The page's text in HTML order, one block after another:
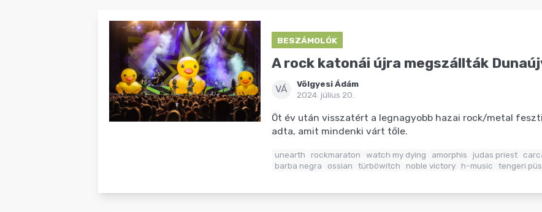
BESZÁMOLÓK
A rock katonái újra megszállták
VÁ
Völgyesi Ádám
2024. július 20.
Öt év után visszatért a legnagyobb hazai rock/metal
adta, amit mindenki várt tőle.
unearth rockmaraton watch my dying amorphis judas priest
barba negra
ossian türböwitch noble victory h-music tengeri